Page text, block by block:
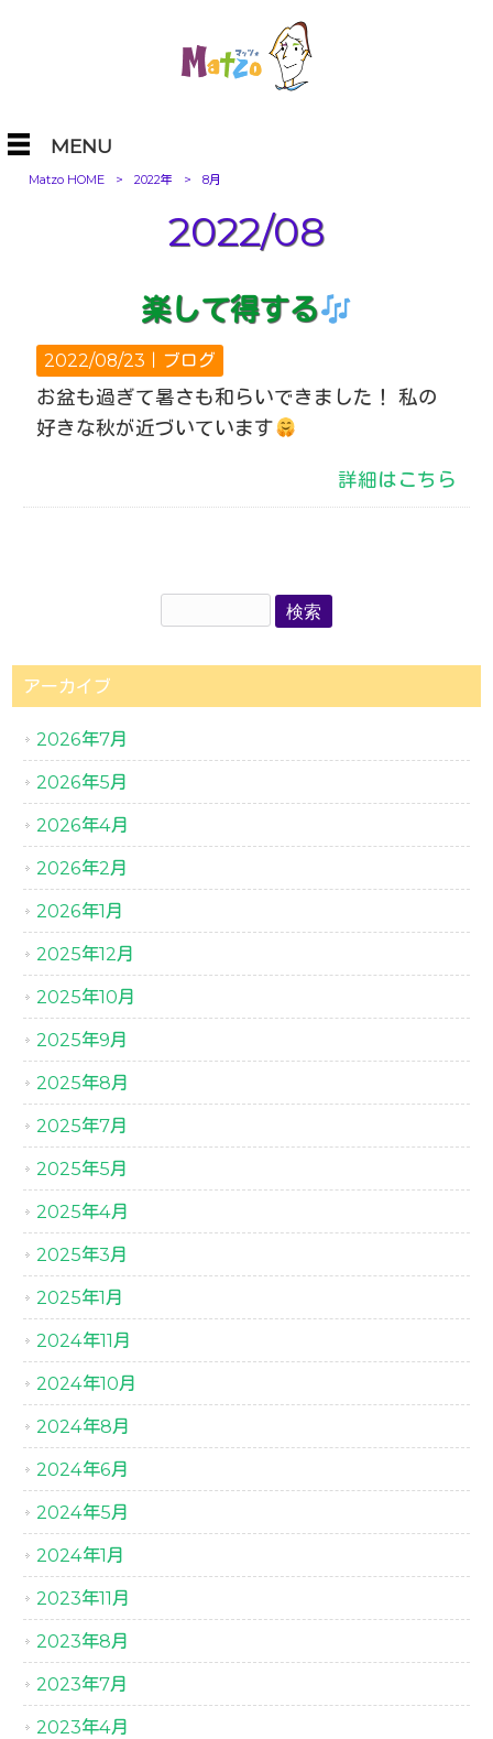
MENU
Matzo HOME > 2022年 > 8月
2022/08
楽して得する
2022/08/23｜ ブログ
お盆も過ぎて暑さも和らいできました！ 私の
好きな秋が近づいています
詳細はこちら
アーカイブ
2026年7月
2026年5月
2026年4月
2026年2月
2026年1月
2025年12月
2025年10月
2025年9月
2025年8月
2025年7月
2025年5月
2025年4月
2025年3月
2025年1月
2024年11月
2024年10月
2024年8月
2024年6月
2024年5月
2024年1月
2023年11月
2023年8月
2023年7月
2023年4月